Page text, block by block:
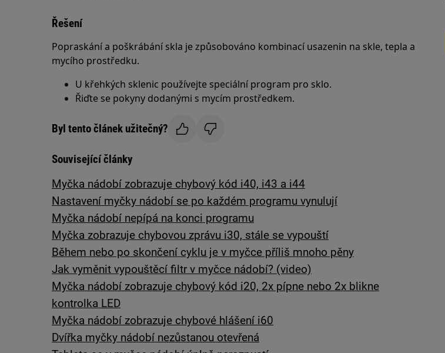
Řešení
Popraskání a poškrábání skla je způsobováno kombinací usazenin na skle, tepla a
mycího prostředku.
U křehkých sklenic používejte speciální program pro sklo.
Řiďte se pokyny dodanými s mycím prostředkem.
Byl tento článek užitečný?
Související články
Myčka nádobí zobrazuje chybový kód i40, i43 a i44
Nastavení myčky nádobí se po každém programu vynulují
Myčka nádobí nepípá na konci programu
Myčka zobrazuje chybovou zprávu i30, stále se vypouští
Během nebo po skončení cyklu je v myčce příliš mnoho pěny
Jak vyměnit vypouštěcí filtr v myčce nádobí? (video)
Myčka nádobí zobrazuje chybový kód i20, 2x pípne nebo 2x blikne
kontrolka LED
Myčka nádobí zobrazuje chybové hlášení i60
Dvířka myčky nádobí nezůstanou otevřená